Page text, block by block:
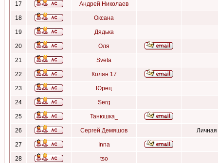
17 Андрей Николаев
18 Оксана
19 Дядька
20 Оля
21 Sveta
22 Колян 17
23 Юрец
24 Serg
25 Танюшка_
26 Сергей Демяшов Личная
27 Inna
28 tso